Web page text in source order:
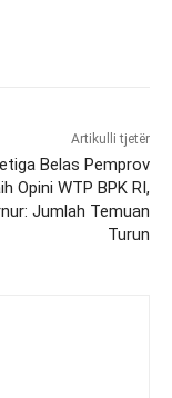
Artikulli tjetër
Belas Pemprov
Opini WTP BPK RI,
Jumlah Temuan
Turun